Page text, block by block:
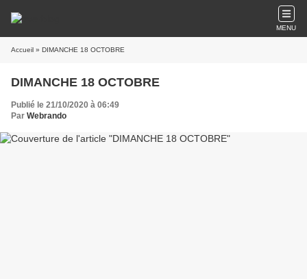
MENU
Accueil » DIMANCHE 18 OCTOBRE
DIMANCHE 18 OCTOBRE
Publié le 21/10/2020 à 06:49
Par Webrando